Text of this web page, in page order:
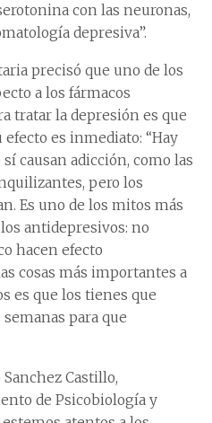
con las neuronas,
depresiva”.
precisó que uno de los
a los fármacos
tratar la depresión es que
es inmediato: “Hay
causan adicción, como las
pero los
Es uno de los mitos más
antidepresivos: no
hacen efecto
cosas más importantes a
es que los tienes que
para que
Castillo,
de Psicobiología y